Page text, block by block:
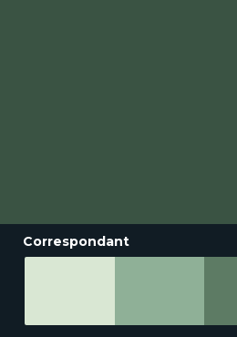
Correspondant